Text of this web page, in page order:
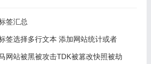
签汇总
签选择多行文本 添加网站统计或者
出现br换行 导致代码不生效
网站被黑被攻击TDK被篡改快照被劫